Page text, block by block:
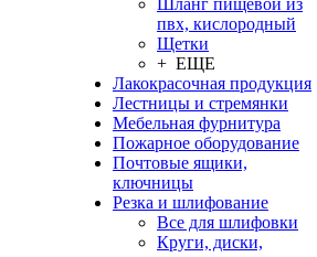
Шланг пищевой из
пвх, кислородный
Щетки
+ ЕЩЕ
Лакокрасочная продукция
Лестницы и стремянки
Мебельная фурнитура
Пожарное оборудование
Почтовые ящики,
ключницы
Резка и шлифование
Все для шлифовки
Круги, диски,